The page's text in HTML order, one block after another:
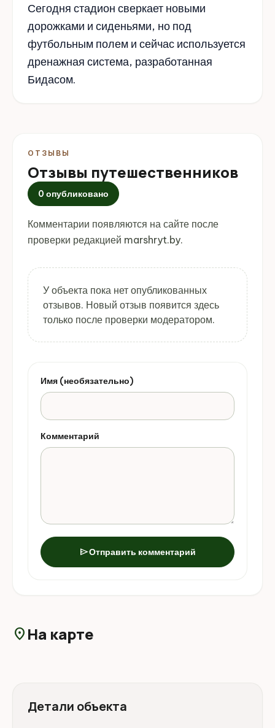
Сегодня стадион сверкает новыми
дорожками и сиденьями, но под
футбольным полем и сейчас используется
дренажная система, разработанная
Бидасом.
ОТЗЫВЫ
Отзывы путешественников
0 опубликовано
Комментарии появляются на сайте после
проверки редакцией marshryt.by.
У объекта пока нет опубликованных
отзывов. Новый отзыв появится здесь
только после проверки модератором.
Имя (необязательно)
Комментарий
sendОтправить комментарий
location_on На карте
Детали объекта